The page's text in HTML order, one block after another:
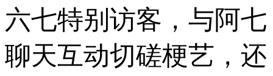
六七特别访客，与阿七
聊天互动切磋梗艺，还